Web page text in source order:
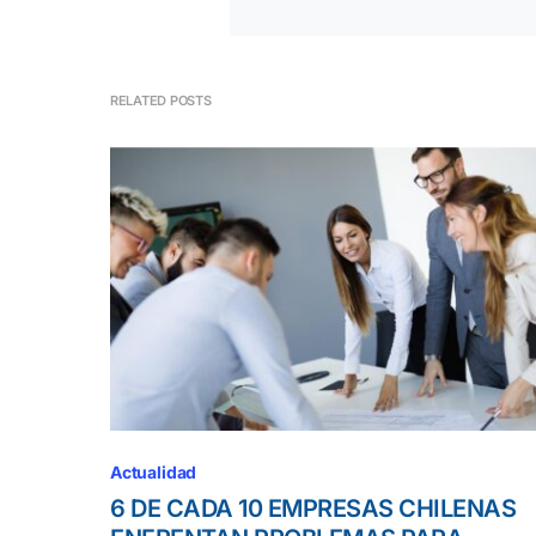
RELATED POSTS
Actualidad
6 DE CADA 10 EMPRESAS CHILENAS